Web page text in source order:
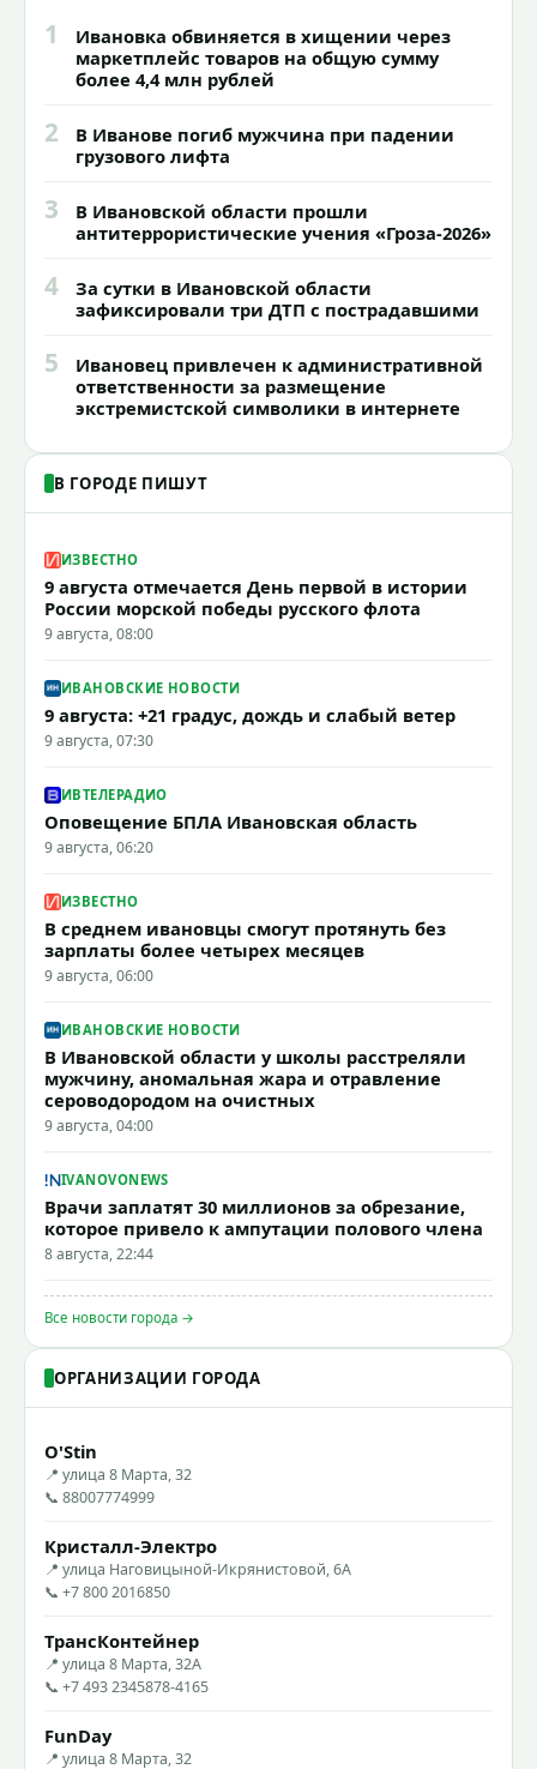
1
Ивановка обвиняется в хищении через
маркетплейс товаров на общую сумму
более 4,4 млн рублей
2
В Иванове погиб мужчина при падении
грузового лифта
3
В Ивановской области прошли
антитеррористические учения «Гроза-2026»
4
За сутки в Ивановской области
зафиксировали три ДТП с пострадавшими
5
Ивановец привлечен к административной
ответственности за размещение
экстремистской символики в интернете
В ГОРОДЕ ПИШУТ
ИЗВЕСТНО
9 августа отмечается День первой в истории
России морской победы русского флота
9 августа, 08:00
ИВАНОВСКИЕ НОВОСТИ
9 августа: +21 градус, дождь и слабый ветер
9 августа, 07:30
ИВТЕЛЕРАДИО
Оповещение БПЛА Ивановская область
9 августа, 06:20
ИЗВЕСТНО
В среднем ивановцы смогут протянуть без
зарплаты более четырех месяцев
9 августа, 06:00
ИВАНОВСКИЕ НОВОСТИ
В Ивановской области у школы расстреляли
мужчину, аномальная жара и отравление
сероводородом на очистных
9 августа, 04:00
IVANOVONEWS
Врачи заплатят 30 миллионов за обрезание,
которое привело к ампутации полового члена
8 августа, 22:44
Все новости города →
ОРГАНИЗАЦИИ ГОРОДА
O'Stin
📍 улица 8 Марта, 32
📞 88007774999
Кристалл-Электро
📍 улица Наговицыной-Икрянистовой, 6А
📞 +7 800 2016850
ТрансКонтейнер
📍 улица 8 Марта, 32А
📞 +7 493 2345878-4165
FunDay
📍 улица 8 Марта, 32